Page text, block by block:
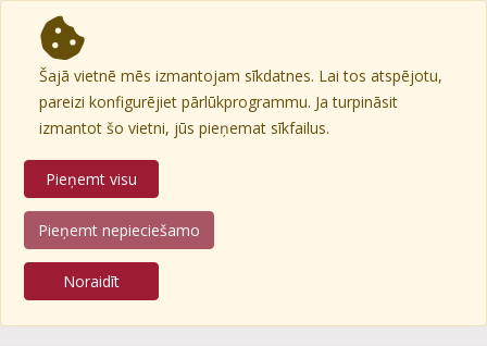
Šajā vietnē mēs izmantojam sīkdatnes. Lai tos atspējotu,
pareizi konfigurējiet pārlūkprogrammu. Ja turpināsit
izmantot šo vietni, jūs pieņemat sīkfailus.
Pieņemt visu
Pieņemt nepieciešamo
Noraidīt